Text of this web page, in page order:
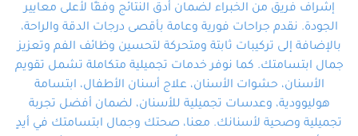
احترافية ودقة.
إشراف فريق من الخبراء لضمان أدق النتائج وفقًا لأعلى معايير
الجودة. نقدم جراحات فورية وعامة بأقصى درجات الدقة والراحة،
بالإضافة إلى تركيبات ثابتة ومتحركة لتحسين وظائف الفم وتعزيز
جمال ابتسامتك. كما نوفر خدمات تجميلية متكاملة تشمل تقويم
الأسنان، حشوات الأسنان، علاج أسنان الأطفال، ابتسامة
هوليوودية، وعدسات تجميلية للأسنان، لضمان أفضل تجربة
تجميلية وصحية لأسنانك. معنا، صحتك وجمال ابتسامتك في أيدٍ